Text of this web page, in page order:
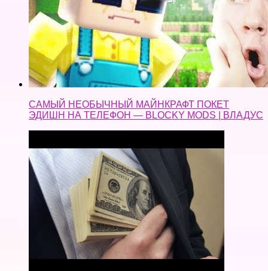
САМЫЙ НЕОБЫЧНЫЙ МАЙНКРАФТ ПОКЕТ
ЭДИШН НА ТЕЛЕФОН — BLOCKY MODS | ВЛАДУС